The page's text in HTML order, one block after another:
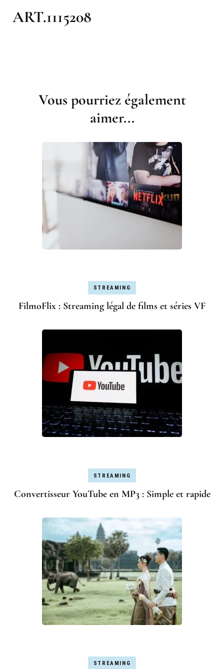
ART.1115208
Vous pourriez également
aimer...
STREAMING
FilmoFlix : Streaming légal de films et séries VF
STREAMING
Convertisseur YouTube en MP3 : Simple et rapide
STREAMING